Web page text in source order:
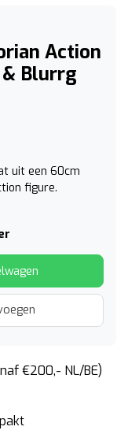
Action
Blurrg
uit een 60cm
figure.
€200,- NL/BE)